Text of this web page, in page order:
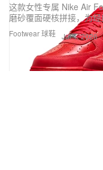
Footwear 球鞋
这款女性专属 Nike Air
磨砂覆面硬核拼接，为
Jul 1, 2026